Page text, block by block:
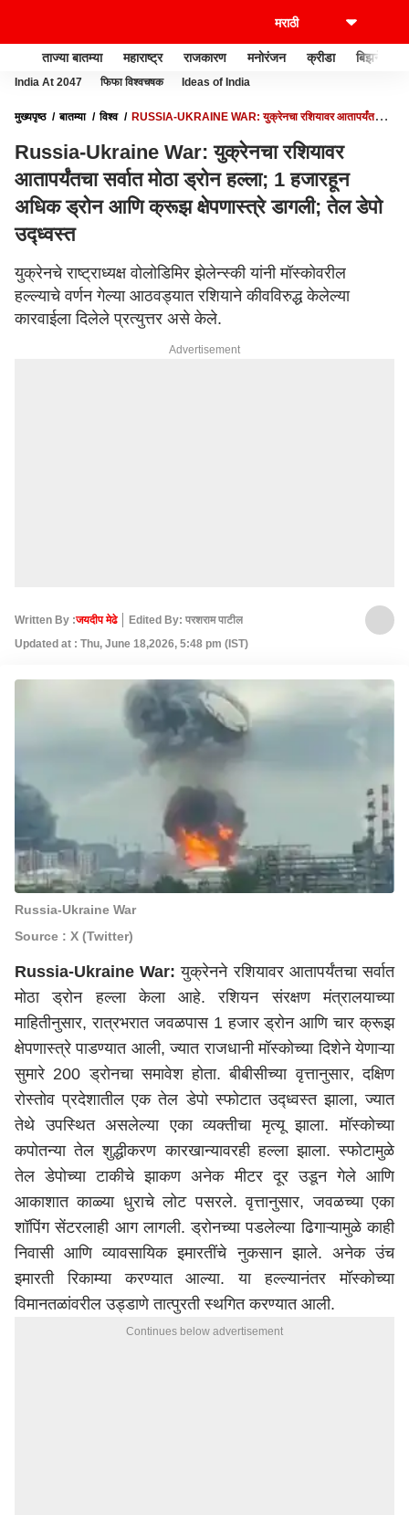
ताज्या बातम्या महाराष्ट्र राजकारण मनोरंजन क्रीडा बिझनेस
India At 2047 फिफा विश्वचषक Ideas of India
मुख्यपृष्ठ बातम्या विश्व
RUSSIA-UKRAINE WAR: युक्रेनचा रशियावर आतापर्यंतचा
Russia-Ukraine War: युक्रेनचा रशियावर
आतापर्यंतचा सर्वात मोठा ड्रोन हल्ला; 1 हजारहून
अधिक ड्रोन आणि क्रूझ क्षेपणास्त्रे डागली; तेल डेपो
उद्ध्वस्त
युक्रेनचे राष्ट्राध्यक्ष वोलोडिमिर झेलेन्स्की यांनी मॉस्कोवरील
हल्ल्याचे वर्णन गेल्या आठवड्यात रशियाने कीवविरुद्ध केलेल्या
कारवाईला दिलेले प्रत्युत्तर असे केले.
Advertisement
Written By :जयदीप मेढे
Edited By: परशराम पाटील
Updated at : Thu, June 18,2026, 5:48 pm (IST)
Russia-Ukraine War
Source : X (Twitter)
Russia-Ukraine War: युक्रेनने रशियावर आतापर्यंतचा सर्वात
मोठा ड्रोन हल्ला केला आहे. रशियन संरक्षण मंत्रालयाच्या
माहितीनुसार, रात्रभरात जवळपास 1 हजार ड्रोन आणि चार क्रूझ
क्षेपणास्त्रे पाडण्यात आली, ज्यात राजधानी मॉस्कोच्या दिशेने येणाऱ्या
सुमारे 200 ड्रोनचा समावेश होता. बीबीसीच्या वृत्तानुसार, दक्षिण
रोस्तोव प्रदेशातील एक तेल डेपो स्फोटात उद्ध्वस्त झाला, ज्यात
तेथे उपस्थित असलेल्या एका व्यक्तीचा मृत्यू झाला. मॉस्कोच्या
कपोतन्या तेल शुद्धीकरण कारखान्यावरही हल्ला झाला. स्फोटामुळे
तेल डेपोच्या टाकीचे झाकण अनेक मीटर दूर उडून गेले आणि
आकाशात काळ्या धुराचे लोट पसरले. वृत्तानुसार, जवळच्या एका
शॉपिंग सेंटरलाही आग लागली. ड्रोनच्या पडलेल्या ढिगाऱ्यामुळे काही
निवासी आणि व्यावसायिक इमारतींचे नुकसान झाले. अनेक उंच
इमारती रिकाम्या करण्यात आल्या. या हल्ल्यानंतर मॉस्कोच्या
विमानतळांवरील उड्डाणे तात्पुरती स्थगित करण्यात आली.
Continues below advertisement